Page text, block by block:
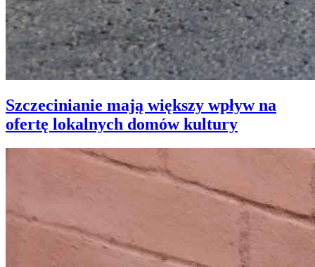
Szczecinianie mają większy wpływ na
ofertę lokalnych domów kultury